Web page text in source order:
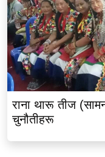
राना थारू तीज
चुनौतीहरू